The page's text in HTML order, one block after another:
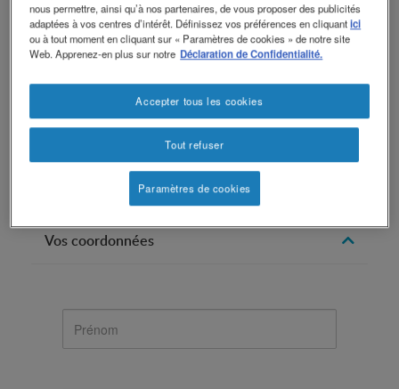
A propos de quoi souhaitez-vous nous contacter ?
Votre
Vos coordonnées
nous permettre, ainsi qu’à nos partenaires, de vous proposer des publicités
adaptées à vos centres d’intérêt. Définissez vos préférences en cliquantici
ou à tout moment en cliquant sur « Paramètres de cookies » de notre site
Web. Apprenez-en plus sur notre Déclaration de Confidentialité.
Tout refuser
Accepter tous les cookies
Paramètres de cookies